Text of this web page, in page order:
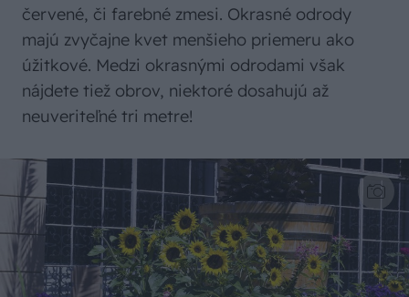
červené, či farebné zmesi. Okrasné odrody
majú zvyčajne kvet menšieho priemeru ako
úžitkové. Medzi okrasnými odrodami však
nájdete tiež obrov, niektoré dosahujú až
neuveriteľné tri metre!